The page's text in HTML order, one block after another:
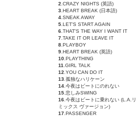
2 .CRAZY NIGHTS (英語)
3 .HEART BREAK (日本語)
4 .SNEAK AWAY
5 .LET'S START AGAIN
6 .THAT'S THE WAY I WANT IT
7 .TAKE IT OR LEAVE IT
8 .PLAYBOY
9 .HEART BREAK (英語)
10 .PLAYTHING
11 .GIRL TALK
12 .YOU CAN DO IT
13 .孤独なハリケーン
14 .今夜はビートにのれない
15 .悲しみSWING
16 .今夜はビートに乗れない (L.A.リ
ミックス ヴァージョン)
17 .PASSENGER